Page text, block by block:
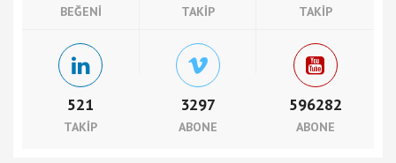
BEĞENI TAKIP TAKIP
521
TAKIP
3297
ABONE
596282
ABONE